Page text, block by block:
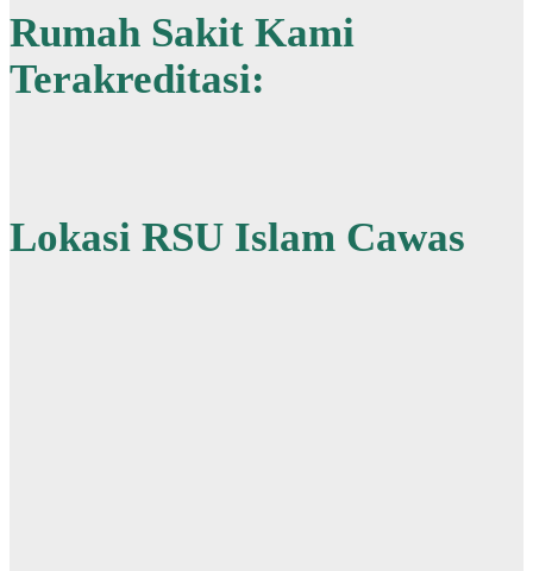
Rumah Sakit Kami
Terakreditasi:
Lokasi RSU Islam Cawas